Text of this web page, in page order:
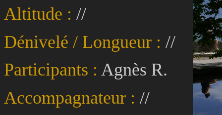
Altitude : //
Dénivelé / Longueur : //
Participants : Agnès R.
Accompagnateur : //